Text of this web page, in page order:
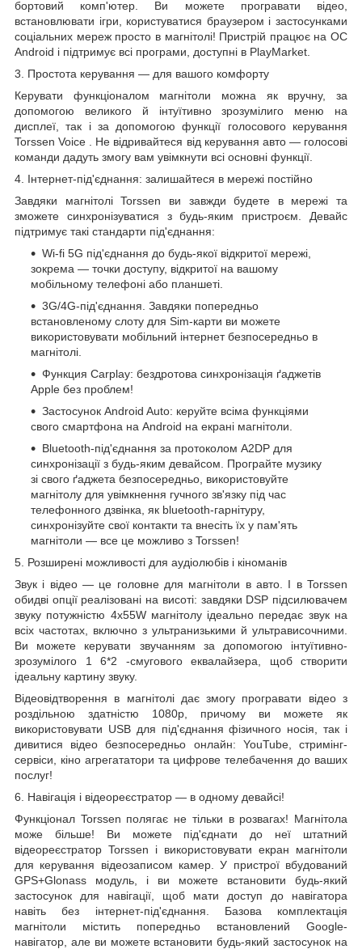
бортовий комп'ютер. Ви можете програвати відео,
встановлювати ігри, користуватися браузером і застосунками
соціальних мереж просто в магнітолі! Пристрій працює на ОС
Android і підтримує всі програми, доступні в PlayMarket.
3. Простота керування — для вашого комфорту
Керувати функціоналом магнітоли можна як вручну, за
допомогою великого й інтуїтивно зрозумілиго меню на
дисплеї, так і за допомогою функції голосового керування
Torssen Voice
. Не відривайтеся від керування авто — голосові
команди дадуть змогу вам увімкнути всі основні функції.
4. Інтернет-під'єднання: залишайтеся в мережі постійно
Завдяки магнітолі Torssen ви завжди будете в мережі та
зможете синхронізуватися з будь-яким пристроєм. Девайс
підтримує такі стандарти під'єднання:
Wi-fi 5G під'єднання до будь-якої відкритої мережі,
зокрема — точки доступу, відкритої на вашому
мобільному телефоні або планшеті.
3G/4G-під'єднання. Завдяки попередньо
встановленому слоту для Sim-карти ви можете
використовувати мобільний інтернет безпосередньо в
магнітолі.
Функция Carplay: бездротова синхронізація ґаджетів
Apple без проблем!
Застосунок Android Auto: керуйте всіма функціями
свого смартфона на Android на екрані магнітоли.
Bluetooth-під'єднання за протоколом A2DP для
синхронізації з будь-яким девайсом. Програйте музику
зі свого ґаджета безпосередньо, використовуйте
магнітолу для увімкнення гучного зв'язку під час
телефонного дзвінка, як bluetooth-гарнітуру,
синхронізуйте свої контакти та внесіть їх у пам'ять
магнітоли — все це можливо з Torssen!
5. Розширені можливості для аудіолюбів і кіноманів
Звук і відео — це головне для магнітоли в авто. І в Torssen
обидві опції реалізовані на висоті: завдяки DSP підсилювачем
звуку потужністю 4х55W магнітолу ідеально передає звук на
всіх частотах, включно з ультранизькими й ультрависочними.
Ви можете керувати звучанням за допомогою інтуїтивно-
зрозумілого 1
6*2
-смугового еквалайзера, щоб створити
ідеальну картину звуку.
Відеовідтворення в магнітолі дає змогу програвати відео з
роздільною здатністю
1080р, причому ви можете як
використовувати USB для під'єднання фізичного носія, так і
дивитися відео безпосередньо онлайн: YouTube, стримінг-
сервіси, кіно агрегататори та цифрове телебачення до ваших
послуг!
6. Навігація і відеореєстратор — в одному девайсі!
Функціонал Torssen полягає не тільки в розвагах! Магнітола
може більше! Ви можете під'єднати до неї штатний
відеореєстратор Torssen і використовувати екран магнітоли
для керування відеозаписом камер. У пристрої вбудований
GPS+Glonass модуль, і ви можете встановити будь-який
застосунок для навігації, щоб мати доступ до навігатора
навіть без інтернет-під'єднання. Базова комплектація
магнітоли містить попередньо встановлений Google-
навігатор, але ви можете встановити будь-який застосунок на